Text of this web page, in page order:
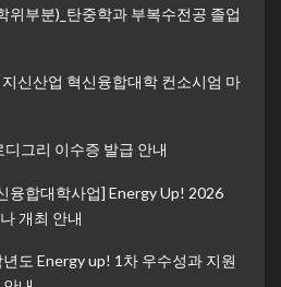
위부분)_탄중학과 부복수전공 졸업
신산업 혁신융합대학 컨소시엄 마
그리 이수증 발급 안내
융합대학사업] Energy Up! 2026
개최 안내
도 Energy up! 1차 우수성과 지원